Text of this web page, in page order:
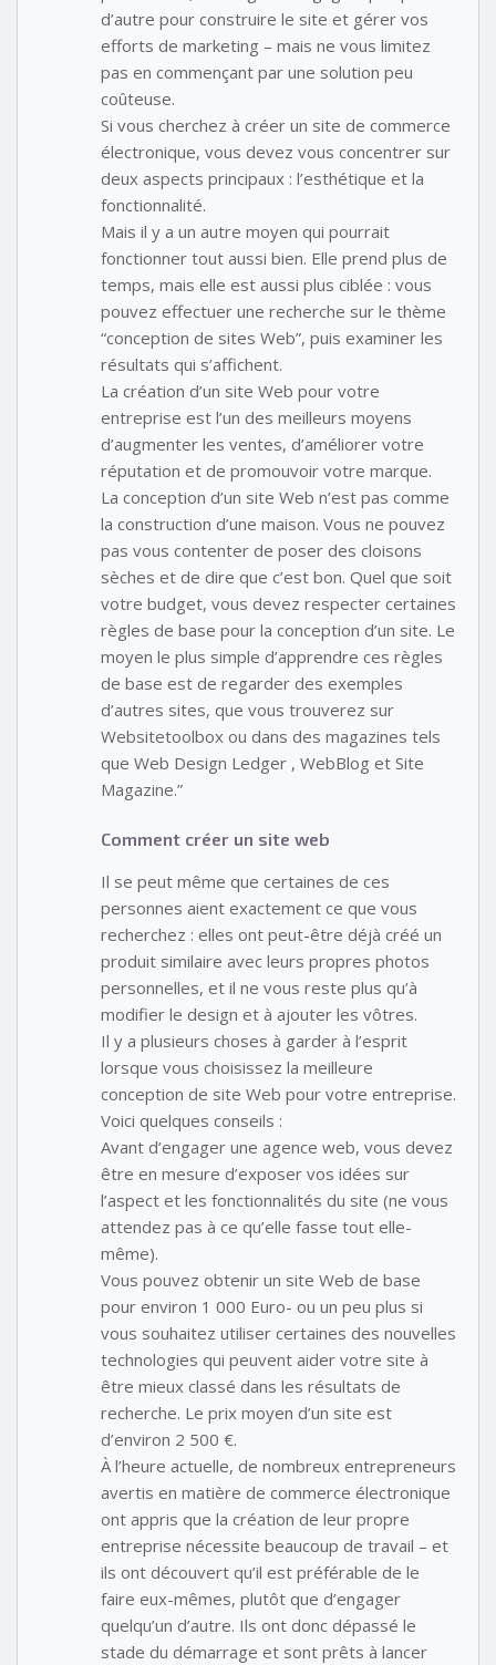
d’autre pour construire le site et gérer vos
efforts de marketing – mais ne vous limitez
pas en commençant par une solution peu
coûteuse.
Si vous cherchez à créer un site de commerce
électronique, vous devez vous concentrer sur
deux aspects principaux : l’esthétique et la
fonctionnalité.
Mais il y a un autre moyen qui pourrait
fonctionner tout aussi bien. Elle prend plus de
temps, mais elle est aussi plus ciblée : vous
pouvez effectuer une recherche sur le thème
“conception de sites Web”, puis examiner les
résultats qui s’affichent.
La création d’un site Web pour votre
entreprise est l’un des meilleurs moyens
d’augmenter les ventes, d’améliorer votre
réputation et de promouvoir votre marque.
La conception d’un site Web n’est pas comme
la construction d’une maison. Vous ne pouvez
pas vous contenter de poser des cloisons
sèches et de dire que c’est bon. Quel que soit
votre budget, vous devez respecter certaines
règles de base pour la conception d’un site. Le
moyen le plus simple d’apprendre ces règles
de base est de regarder des exemples
d’autres sites, que vous trouverez sur
Websitetoolbox ou dans des magazines tels
que Web Design Ledger , WebBlog et Site
Magazine.”
Comment créer un site web
Il se peut même que certaines de ces
personnes aient exactement ce que vous
recherchez : elles ont peut-être déjà créé un
produit similaire avec leurs propres photos
personnelles, et il ne vous reste plus qu’à
modifier le design et à ajouter les vôtres.
Il y a plusieurs choses à garder à l’esprit
lorsque vous choisissez la meilleure
conception de site Web pour votre entreprise.
Voici quelques conseils :
Avant d’engager une agence web, vous devez
être en mesure d’exposer vos idées sur
l’aspect et les fonctionnalités du site (ne vous
attendez pas à ce qu’elle fasse tout elle-
même).
Vous pouvez obtenir un site Web de base
pour environ 1 000 Euro- ou un peu plus si
vous souhaitez utiliser certaines des nouvelles
technologies qui peuvent aider votre site à
être mieux classé dans les résultats de
recherche. Le prix moyen d’un site est
d’environ 2 500 €.
À l’heure actuelle, de nombreux entrepreneurs
avertis en matière de commerce électronique
ont appris que la création de leur propre
entreprise nécessite beaucoup de travail – et
ils ont découvert qu’il est préférable de le
faire eux-mêmes, plutôt que d’engager
quelqu’un d’autre. Ils ont donc dépassé le
stade du démarrage et sont prêts à lancer